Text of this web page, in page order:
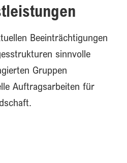
Beeinträchtigungen
sinnvolle
Gruppen
Auftragsarbeiten für